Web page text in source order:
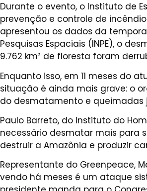
Durante o evento, o Instituto de
prevenção e controle de
apresentou os dados da
Pesquisas Espaciais (INPE), o
9.762 km² de floresta foram
Enquanto isso, em 11 meses do
situação é ainda mais grave: o
do desmatamento e queimadas
Paulo Barreto, do Instituto do
necessário desmatar mais para
destruir a Amazônia e produzir
Representante do Greenpeace,
vendo há meses é um ataque